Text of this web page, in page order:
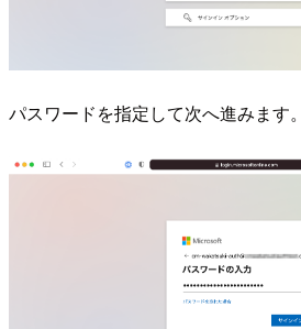
パスワードを指定して次へ進みます。